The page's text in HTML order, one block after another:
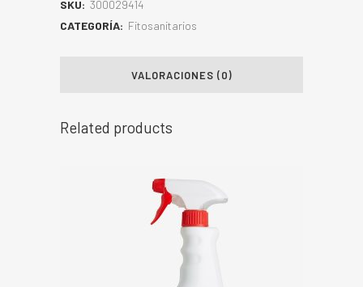
SKU: 300029414
CATEGORÍA: Fitosanitarios
VALORACIONES (0)
Related products